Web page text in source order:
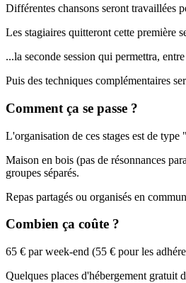
Différentes chansons seront travaillées
Les stagiaires quitteront cette première
...la seconde session qui permettra,
Puis des techniques complémentaires
Comment ça se passe ?
L'organisation de ces stages est de
Maison en bois (pas de résonnances
groupes séparés.
Repas partagés ou organisés en
Combien ça coûte ?
65 € par week-end (55 € pour les
Quelques places d'hébergement gratuit